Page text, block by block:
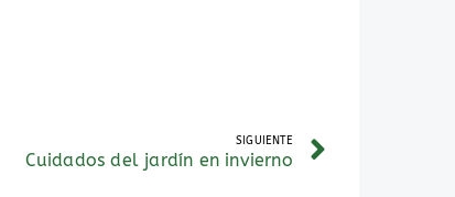
SIGUIENTE
Cuidados del jardín en invierno